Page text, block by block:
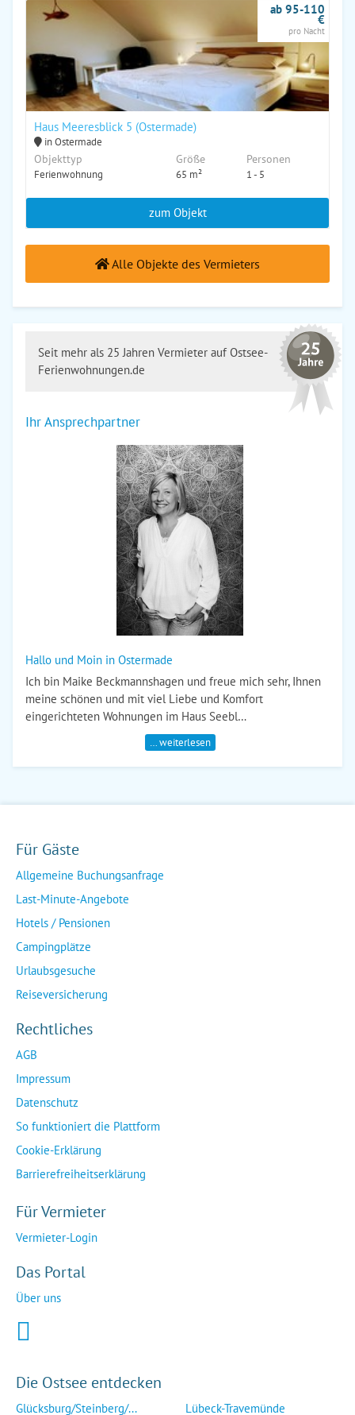
Haus Meeresblick 5 (Ostermade)
in Ostermade
Objekttyp
Ferienwohnung
Größe
65 m²
Personen
1 - 5
ab 95-110
€
pro Nacht
zum Objekt
Alle Objekte des Vermieters
Seit mehr als 25 Jahren Vermieter auf Ostsee-
Ferienwohnungen.de
Ihr Ansprechpartner
Hallo und Moin in Ostermade
Ich bin Maike Beckmannshagen und freue mich sehr, Ihnen
meine schönen und mit viel Liebe und Komfort
eingerichteten Wohnungen im Haus Seebl…
… weiterlesen
Für Gäste
Allgemeine Buchungsanfrage
Last-Minute-Angebote
Hotels / Pensionen
Campingplätze
Urlaubsgesuche
Reiseversicherung
Rechtliches
AGB
Impressum
Datenschutz
So funktioniert die Plattform
Cookie-Erklärung
Barrierefreiheitserklärung
Für Vermieter
Vermieter-Login
Das Portal
Über uns
Die Ostsee entdecken
Glücksburg/Steinberg/... Lübeck-Travemünde